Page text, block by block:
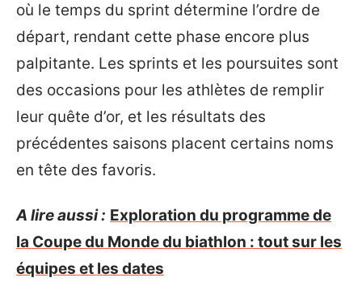
où le temps du sprint détermine l’ordre de
départ, rendant cette phase encore plus
palpitante. Les sprints et les poursuites sont
des occasions pour les athlètes de remplir
leur quête d’or, et les résultats des
précédentes saisons placent certains noms
en tête des favoris.
A lire aussi : Exploration du programme de
la Coupe du Monde du biathlon : tout sur les
équipes et les dates